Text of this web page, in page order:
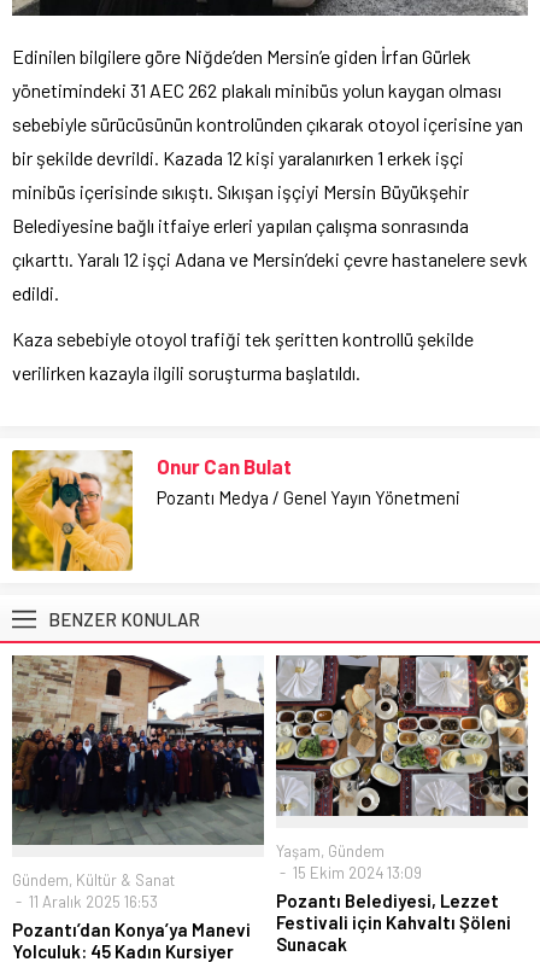
Edinilen bilgilere göre Niğde’den Mersin’e giden İrfan Gürlek
yönetimindeki 31 AEC 262 plakalı minibüs yolun kaygan olması
sebebiyle sürücüsünün kontrolünden çıkarak otoyol içerisine yan
bir şekilde devrildi. Kazada 12 kişi yaralanırken 1 erkek işçi
minibüs içerisinde sıkıştı. Sıkışan işçiyi Mersin Büyükşehir
Belediyesine bağlı itfaiye erleri yapılan çalışma sonrasında
çıkarttı. Yaralı 12 işçi Adana ve Mersin’deki çevre hastanelere sevk
edildi.
Kaza sebebiyle otoyol trafiği tek şeritten kontrollü şekilde
verilirken kazayla ilgili soruşturma başlatıldı.
Onur Can Bulat
Pozantı Medya / Genel Yayın Yönetmeni
BENZER KONULAR
Gündem, Kültür & Sanat
11 Aralık 2025 16:53
Pozantı’dan Konya’ya Manevi
Yolculuk: 45 Kadın Kursiyer
Yaşam, Gündem
15 Ekim 2024 13:09
Pozantı Belediyesi, Lezzet
Festivali için Kahvaltı Şöleni
Sunacak